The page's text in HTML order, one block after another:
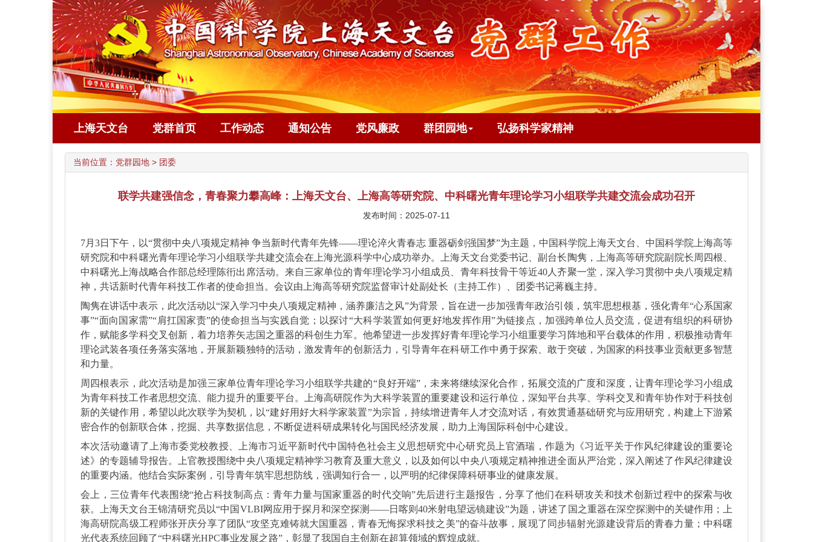
上海天文台 党群首页 工作动态 通知公告 党风廉政 群团园地 弘扬科学家精神
当前位置： 党群园地 > 团委
联学共建强信念，青春聚力攀高峰： 上海天文台、上海高等研究院、中科曙光青年理论学习小组联学共建交流会成功召开
发布时间：2025-07-11
7月3日下午，以“贯彻中央八项规定精神 争当新时代青年先锋——理论淬火青春志 重器砺剑强国梦”为主题，中国科学院上海天文台、中国科学院上海高等
研究院和中科曙光青年理论学习小组联学共建交流会在上海光源科学中心成功举办。上海天文台党委书记、副台长陶隽，上海高等研究院副院长周四根、
中科曙光上海战略合作部总经理陈衎出席活动。来自三家单位的青年理论学习小组成员、青年科技骨干等近40 人齐聚一堂，深入学习贯彻中央八项规定精
神，共话新时代青年科技工作者的使命担当。会议由上海高等研究院监督审计处副处长（主持工作）、团委书记蒋巍主持。
陶隽在讲话中表示，此次活动以“深入学习中央八项规定精神，涵养廉洁之风”为背景，旨在进一步加强青年政治引领，筑牢思想根基，强化青年“心系国家
事”“面向国家需”“肩扛国家责”的使命担当与实践自觉；以探讨“大科学装置如何更好地发挥作用”为链接点，加强跨单位人员交流，促进有组织的科研协
作，赋能多学科交叉创新，着力培养矢志国之重器的科创生力军。他希望进一步发挥好青年理论学习小组重要学习阵地和平台载体的作用，积极推动青年
理论武装各项任务落实落地，开展新颖独特的活动，激发青年的创新活力，引导青年在科研工作中勇于探索、敢于突破，为国家的科技事业贡献更多智慧
和力量。
周四根表示，此次活动是加强三家单位青年理论学习小组联学共建的“良好开端”，未来将继续深化合作，拓展交流的广度和深度，让青年理论学习小组成
为青年科技工作者思想交流、能力提升的重要平台。上海高研院作为大科学装置的重要建设和运行单位，深知平台共享、学科交叉和青年协作对于科技创
新的关键作用，希望以此次联学为契机，以“建好用好大科学家装置”为宗旨，持续增进青年人才交流对话，有效贯通基础研究与应用研究，构建上下游紧
密合作的创新联合体，挖掘、共享数据信息，不断促进科研成果转化与国民经济发展，助力上海国际科创中心建设。
本次活动邀请了上海市委党校教授、上海市习近平新时代中国特色社会主义思想研究中心研究员上官酒瑞，作题为《习近平关于作风纪律建设的重要论
述》的专题辅导报告。上官教授围绕中央八项规定精神学习教育及重大意义，以及如何以中央八项规定精神推进全面从严治党，深入阐述了作风纪律建设
的重要内涵。他结合实际案例，引导青年筑牢思想防线，强调知行合一，以严明的纪律保障科研事业的健康发展。
会上，三位青年代表围绕“抢占科技制高点：青年力量与国家重器的时代交响”先后进行主题报告，分享了他们在科研攻关和技术创新过程中的探索与收
获。上海天文台王锦清研究员以“中国 VLBI网应用于探月和深空探测——日喀则40米射电望远镜建设”为题，讲述了国之重器在深空探测中的关键作用；上
海高研院高级工程师张开庆分享了团队“攻坚克难铸就大国重器，青春无悔探求科技之美”的奋斗故事，展现了同步辐射光源建设背后的青春力量；中科曙
光代表系统回顾了“中科曙光HPC事业发展之路”，彰显了我国自主创新在超算领域的辉煌成就。